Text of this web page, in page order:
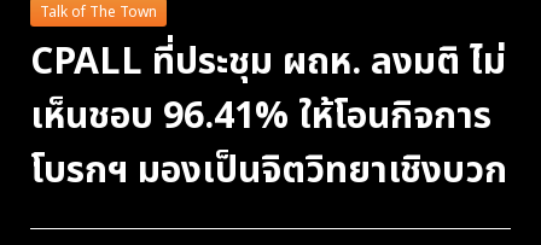
Talk of The Town
CPALL ที่ประชุม ผถห. ลงมติ ไม่
เห็นชอบ 96.41% ให้โอนกิจการ
โบรกฯ มองเป็นจิตวิทยาเชิงบวก